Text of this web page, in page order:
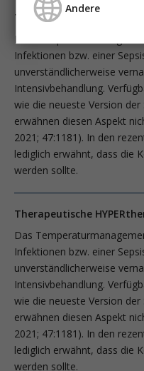
Therapeutische
Das
Infektionen bzw. einer
unverständlicherweise
Intensivbehandlung.
wie die neueste Version der
erwähnen diesen Aspekt
2021; 47:1181). In den
lediglich erwähnt, dass die
werden sollte.
Therapeutische
Das
Infektionen bzw. einer
unverständlicherweise
Intensivbehandlung.
wie die neueste Version der
erwähnen diesen Aspekt
2021; 47:1181). In den
lediglich erwähnt, dass die
werden sollte.
Andere